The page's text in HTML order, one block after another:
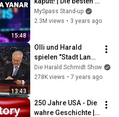
15:48
Comedians
Deutschlands
MySpass Stand-up
2.3M views • 3 years ago
13:43
Olli und Harald
spielen "Stadt Land
Fluss" | Die Harald
Schmidt Show (SKY)
Die Harald Schmidt Show
278K views • 7 years ago
250 Jahre USA - Die
wahre Geschichte |